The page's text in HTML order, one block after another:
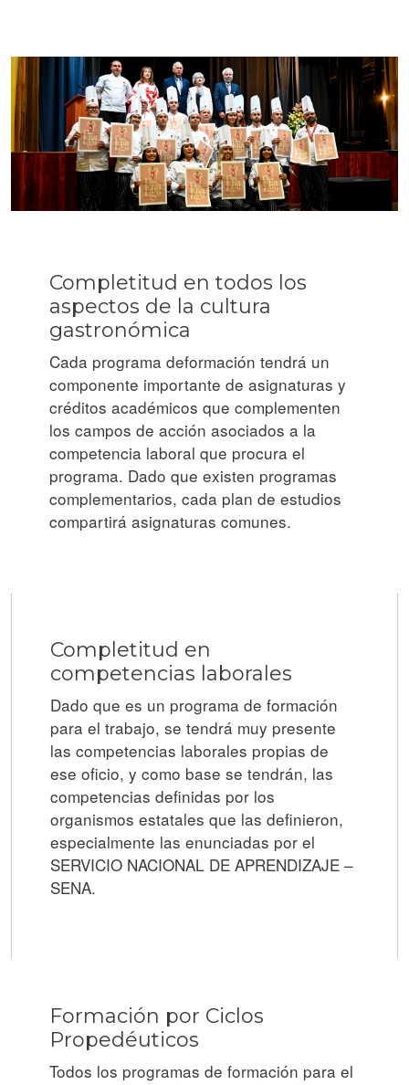
Completitud en todos los
aspectos de la cultura
gastronómica
Cada programa deformación tendrá un
componente importante de asignaturas y
créditos académicos que complementen
los campos de acción asociados a la
competencia laboral que procura el
programa. Dado que existen programas
complementarios, cada plan de estudios
compartirá asignaturas comunes.
Completitud en
competencias laborales
Dado que es un programa de formación
para el trabajo, se tendrá muy presente
las competencias laborales propias de
ese oficio, y como base se tendrán, las
competencias definidas por los
organismos estatales que las definieron,
especialmente las enunciadas por el
SERVICIO NACIONAL DE APRENDIZAJE –
SENA.
Formación por Ciclos
Propedéuticos
Todos los programas de formación para el